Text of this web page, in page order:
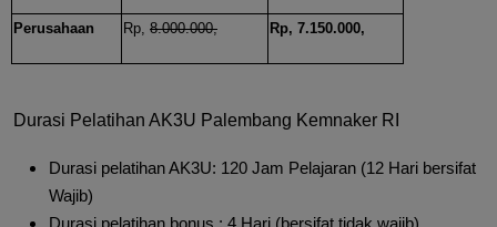
Perusahaan Rp, 8.000.000, Rp, 7.150.000,
Durasi Pelatihan AK3U Palembang Kemnaker RI
Durasi pelatihan AK3U: 120 Jam Pelajaran (12 Hari bersifat
Wajib)
Durasi pelatihan bonus : 4 Hari (bersifat tidak wajib)